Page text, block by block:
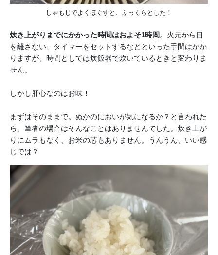
しゃもじでよくほぐすと、ふっくらとした！
炊き上がりまでにかかった時間はおよそ1時間 。火元から目
を離さない、タイマーをセットするなどといった手間はかか
りますが、時間としては炊飯器で炊いているときと変わりま
せん。
しかし肝心なのはお味！
まずはそのままで。ぬかのにおいが気になるか？と言われた
ら、筆者の場合はそんなことはありませんでした。炊き上が
りにムラもなく、お米の芯もありません。うんうん、いい感
じでは？